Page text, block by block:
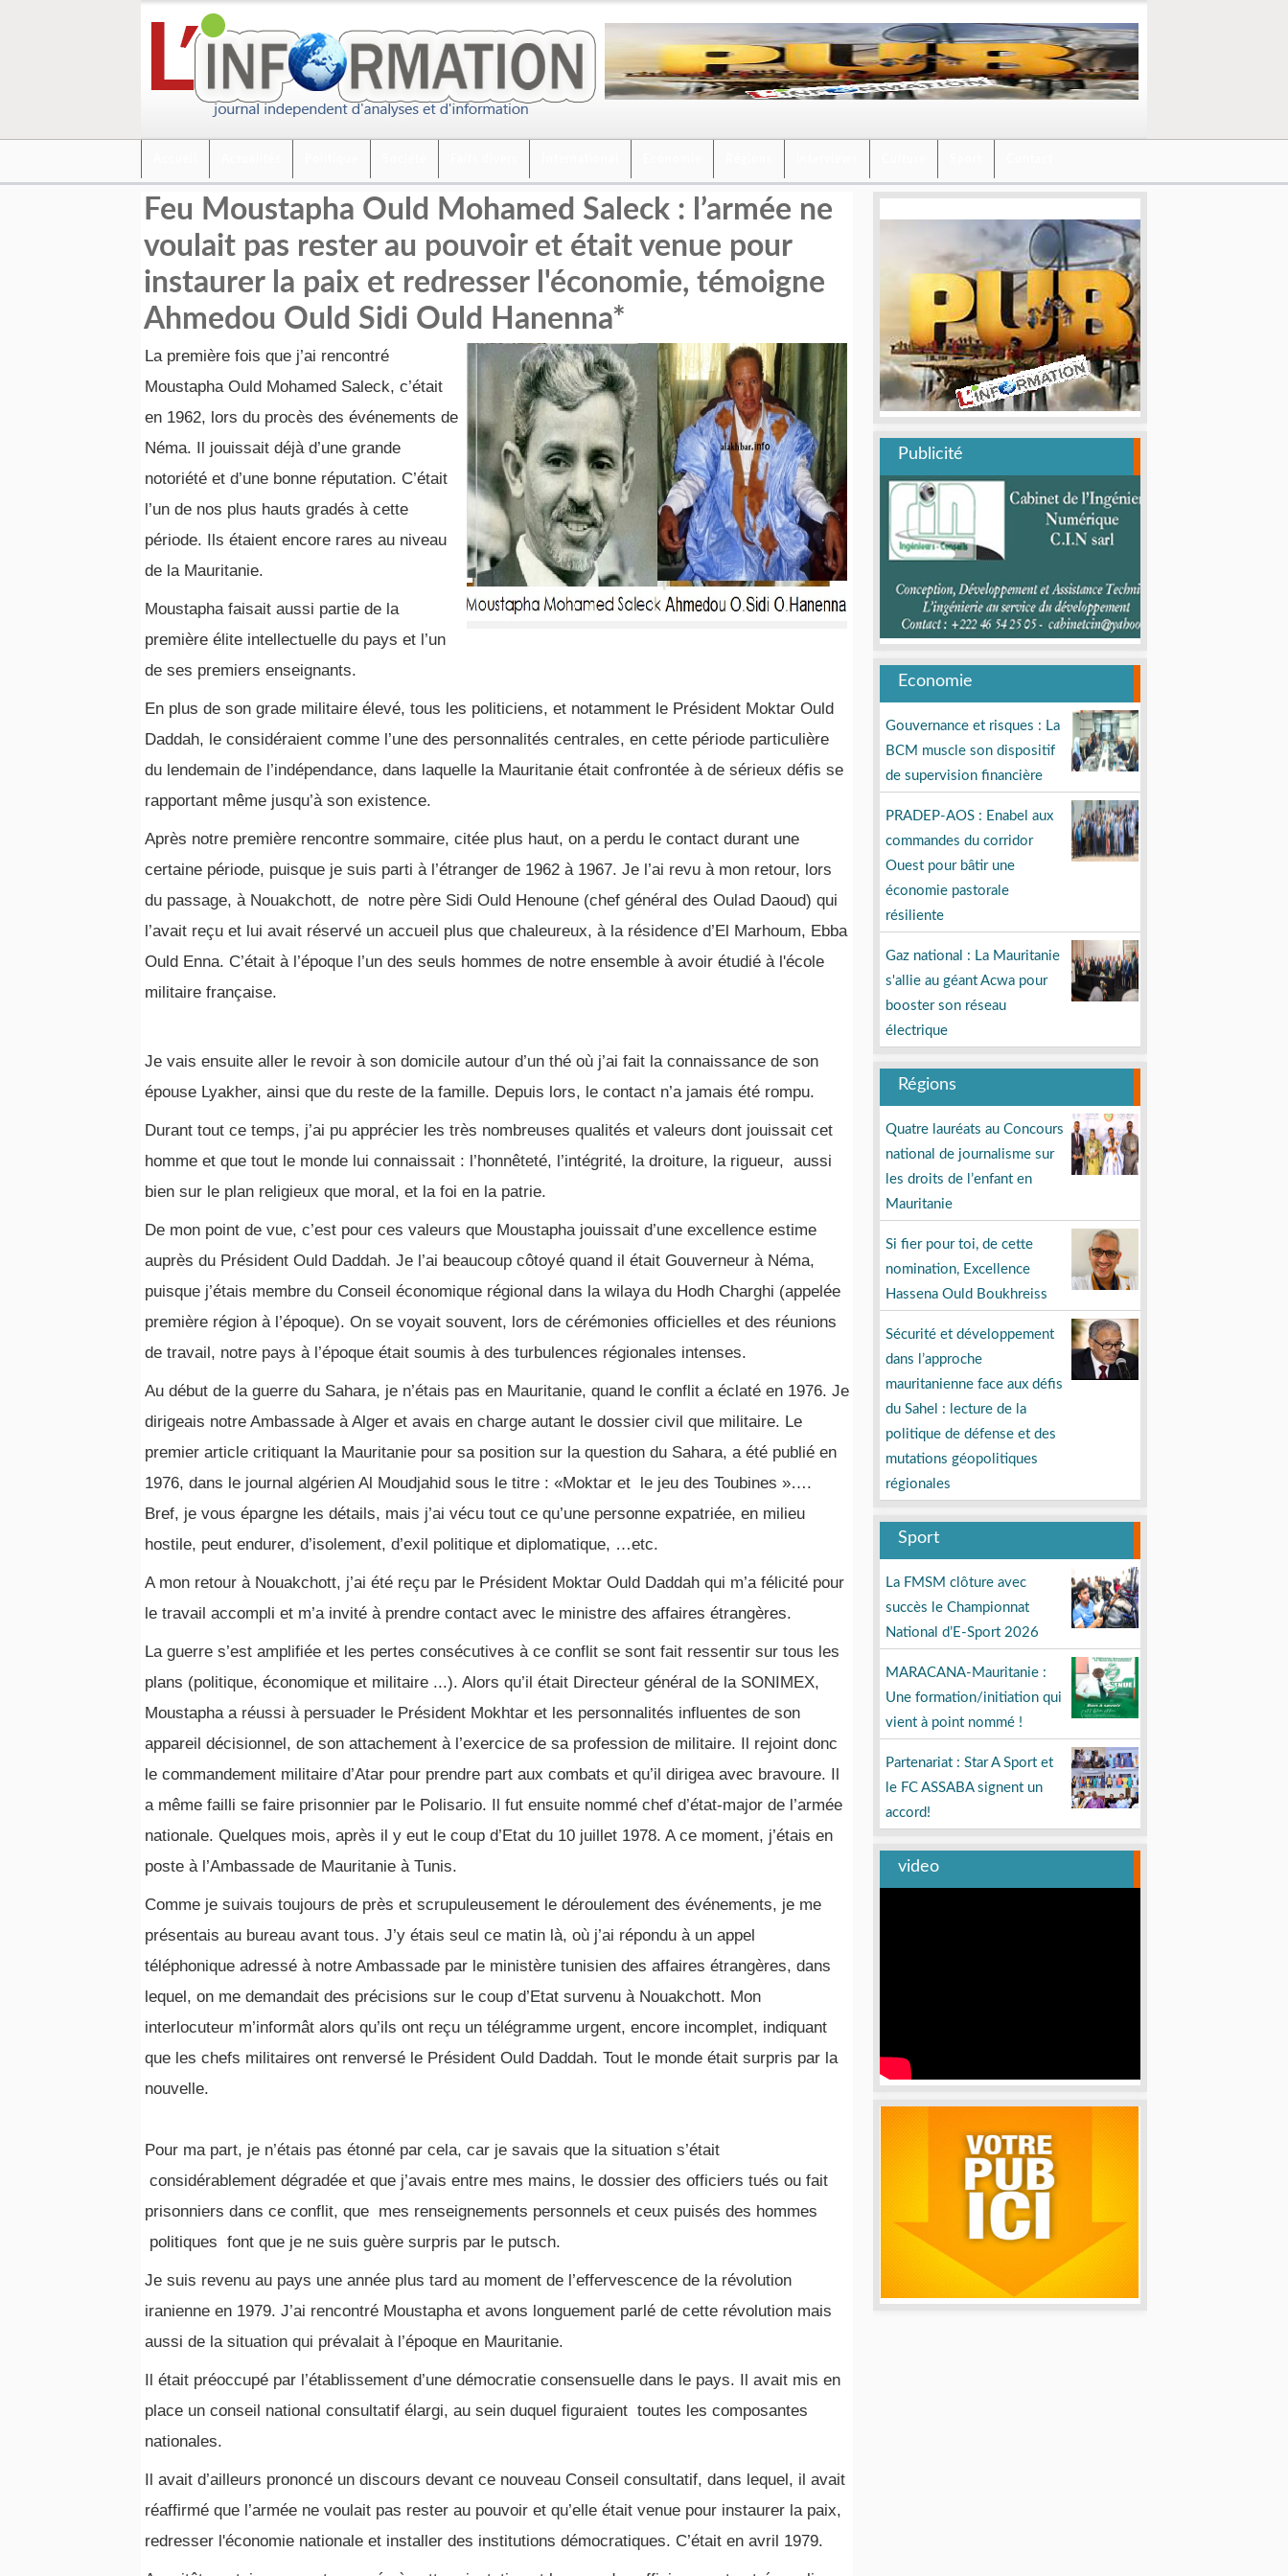
Publicité
Economie
Gouvernance et risques : La
BCM muscle son dispositif
de supervision financière
PRADEP-AOS : Enabel aux
commandes du corridor
Ouest pour bâtir une
économie pastorale
résiliente
Gaz national : La Mauritanie
s'allie au géant Acwa pour
booster son réseau
électrique
Régions
Quatre lauréats au Concours
national de journalisme sur
les droits de l’enfant en
Mauritanie
Si fier pour toi, de cette
nomination, Excellence
Hassena Ould Boukhreiss
Sécurité et développement
dans l’approche
mauritanienne face aux défis
du Sahel : lecture de la
politique de défense et des
mutations géopolitiques
régionales
Sport
La FMSM clôture avec
succès le Championnat
National d’E-Sport 2026
MARACANA-Mauritanie :
Une formation/initiation qui
vient à point nommé !
Partenariat : Star A Sport et
le FC ASSABA signent un
accord!
video
Feu Moustapha Ould Mohamed Saleck : l’armée ne
voulait pas rester au pouvoir et était venue pour
instaurer la paix et redresser l'économie, témoigne
Ahmedou Ould Sidi Ould Hanenna*
La première fois que j’ai rencontré
Moustapha Ould Mohamed Saleck, c’était
en 1962, lors du procès des événements de
Néma. Il jouissait déjà d’une grande
notoriété et d’une bonne réputation. C’était
l’un de nos plus hauts gradés à cette
période. Ils étaient encore rares au niveau
de la Mauritanie.
Moustapha faisait aussi partie de la
première élite intellectuelle du pays et l’un
de ses premiers enseignants.
En plus de son grade militaire élevé, tous les politiciens, et notamment le Président Moktar Ould
Daddah, le considéraient comme l’une des personnalités centrales, en cette période particulière
du lendemain de l’indépendance, dans laquelle la Mauritanie était confrontée à de sérieux défis se
rapportant même jusqu’à son existence.
Après notre première rencontre sommaire, citée plus haut, on a perdu le contact durant une
certaine période, puisque je suis parti à l’étranger de 1962 à 1967. Je l’ai revu à mon retour, lors
du passage, à Nouakchott, de notre père Sidi Ould Henoune (chef général des Oulad Daoud) qui
l’avait reçu et lui avait réservé un accueil plus que chaleureux, à la résidence d’El Marhoum, Ebba
Ould Enna. C’était à l’époque l’un des seuls hommes de notre ensemble à avoir étudié à l'école
militaire française.
Je vais ensuite aller le revoir à son domicile autour d’un thé où j’ai fait la connaissance de son
épouse Lyakher, ainsi que du reste de la famille. Depuis lors, le contact n’a jamais été rompu.
Durant tout ce temps, j’ai pu apprécier les très nombreuses qualités et valeurs dont jouissait cet
homme et que tout le monde lui connaissait : l’honnêteté, l’intégrité, la droiture, la rigueur, aussi
bien sur le plan religieux que moral, et la foi en la patrie.
De mon point de vue, c’est pour ces valeurs que Moustapha jouissait d’une excellence estime
auprès du Président Ould Daddah. Je l’ai beaucoup côtoyé quand il était Gouverneur à Néma,
puisque j’étais membre du Conseil économique régional dans la wilaya du Hodh Charghi (appelée
première région à l’époque). On se voyait souvent, lors de cérémonies officielles et des réunions
de travail, notre pays à l’époque était soumis à des turbulences régionales intenses.
Au début de la guerre du Sahara, je n’étais pas en Mauritanie, quand le conflit a éclaté en 1976. Je
dirigeais notre Ambassade à Alger et avais en charge autant le dossier civil que militaire. Le
premier article critiquant la Mauritanie pour sa position sur la question du Sahara, a été publié en
1976, dans le journal algérien Al Moudjahid sous le titre : «Moktar et le jeu des Toubines »….
Bref, je vous épargne les détails, mais j’ai vécu tout ce qu’une personne expatriée, en milieu
hostile, peut endurer, d’isolement, d’exil politique et diplomatique, …etc.
A mon retour à Nouakchott, j’ai été reçu par le Président Moktar Ould Daddah qui m’a félicité pour
le travail accompli et m’a invité à prendre contact avec le ministre des affaires étrangères.
La guerre s’est amplifiée et les pertes consécutives à ce conflit se sont fait ressentir sur tous les
plans (politique, économique et militaire ...). Alors qu’il était Directeur général de la SONIMEX,
Moustapha a réussi à persuader le Président Mokhtar et les personnalités influentes de son
appareil décisionnel, de son attachement à l’exercice de sa profession de militaire. Il rejoint donc
le commandement militaire d’Atar pour prendre part aux combats et qu’il dirigea avec bravoure. Il
a même failli se faire prisonnier par le Polisario. Il fut ensuite nommé chef d’état-major de l’armée
nationale. Quelques mois, après il y eut le coup d’Etat du 10 juillet 1978. A ce moment, j’étais en
poste à l’Ambassade de Mauritanie à Tunis.
Comme je suivais toujours de près et scrupuleusement le déroulement des événements, je me
présentais au bureau avant tous. J’y étais seul ce matin là, où j’ai répondu à un appel
téléphonique adressé à notre Ambassade par le ministère tunisien des affaires étrangères, dans
lequel, on me demandait des précisions sur le coup d’Etat survenu à Nouakchott. Mon
interlocuteur m’informât alors qu’ils ont reçu un télégramme urgent, encore incomplet, indiquant
que les chefs militaires ont renversé le Président Ould Daddah. Tout le monde était surpris par la
nouvelle.
Pour ma part, je n’étais pas étonné par cela, car je savais que la situation s’était
considérablement dégradée et que j’avais entre mes mains, le dossier des officiers tués ou fait
prisonniers dans ce conflit, que mes renseignements personnels et ceux puisés des hommes
politiques font que je ne suis guère surpris par le putsch.
Je suis revenu au pays une année plus tard au moment de l’effervescence de la révolution
iranienne en 1979. J’ai rencontré Moustapha et avons longuement parlé de cette révolution mais
aussi de la situation qui prévalait à l’époque en Mauritanie.
Il était préoccupé par l’établissement d’une démocratie consensuelle dans le pays. Il avait mis en
place un conseil national consultatif élargi, au sein duquel figuraient toutes les composantes
nationales.
Il avait d’ailleurs prononcé un discours devant ce nouveau Conseil consultatif, dans lequel, il avait
réaffirmé que l’armée ne voulait pas rester au pouvoir et qu’elle était venue pour instaurer la paix,
redresser l'économie nationale et installer des institutions démocratiques. C’était en avril 1979.